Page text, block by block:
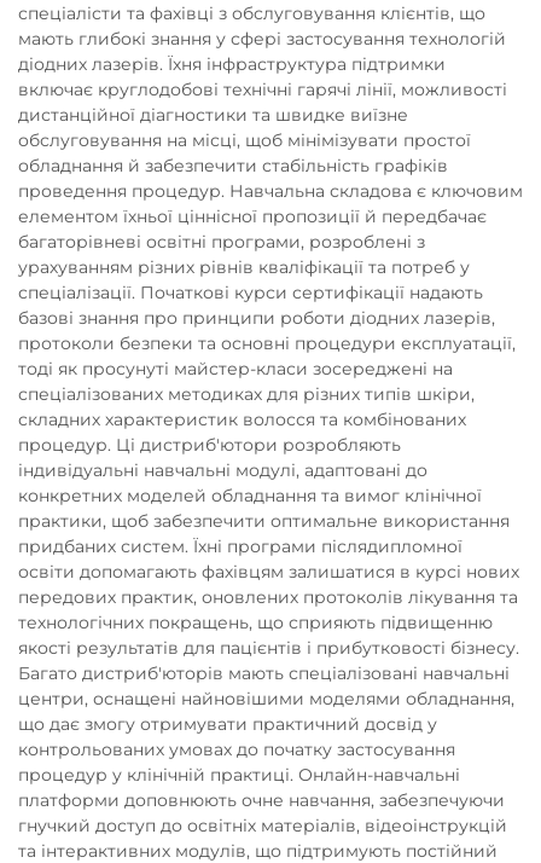
спеціалісти та фахівці з обслуговування клієнтів, що
мають глибокі знання у сфері застосування технологій
діодних лазерів. Їхня інфраструктура підтримки
включає круглодобові технічні гарячі лінії, можливості
дистанційної діагностики та швидке виїзне
обслуговування на місці, щоб мінімізувати простої
обладнання й забезпечити стабільність графіків
проведення процедур. Навчальна складова є ключовим
елементом їхньої ціннісної пропозиції й передбачає
багаторівневі освітні програми, розроблені з
урахуванням різних рівнів кваліфікації та потреб у
спеціалізації. Початкові курси сертифікації надають
базові знання про принципи роботи діодних лазерів,
протоколи безпеки та основні процедури експлуатації,
тоді як просунуті майстер-класи зосереджені на
спеціалізованих методиках для різних типів шкіри,
складних характеристик волосся та комбінованих
процедур. Ці дистриб'ютори розробляють
індивідуальні навчальні модулі, адаптовані до
конкретних моделей обладнання та вимог клінічної
практики, щоб забезпечити оптимальне використання
придбаних систем. Їхні програми післядипломної
освіти допомагають фахівцям залишатися в курсі нових
передових практик, оновлених протоколів лікування та
технологічних покращень, що сприяють підвищенню
якості результатів для пацієнтів і прибутковості бізнесу.
Багато дистриб'юторів мають спеціалізовані навчальні
центри, оснащені найновішими моделями обладнання,
що дає змогу отримувати практичний досвід у
контрольованих умовах до початку застосування
процедур у клінічній практиці. Онлайн-навчальні
платформи доповнюють очне навчання, забезпечуючи
гнучкий доступ до освітніх матеріалів, відеоінструкцій
та інтерактивних модулів, що підтримують постійний